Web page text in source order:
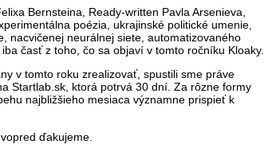
Bernsteina, Ready-written Pavla Arsenieva,
poézia, ukrajinské politické umenie,
nacvičenej neurálnej siete, automatizovaného
časť z toho, čo sa objaví v tomto ročníku Kloaky.
v tomto roku zrealizovať, spustili sme práve
Startlab.sk, ktorá potrvá 30 dní. Za rôzne formy
najbližšieho mesiaca významne prispieť k
ďakujeme.